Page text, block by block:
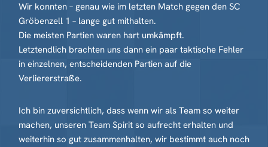
Wir konnten – genau wie im letzten Match gegen den SC
Gröbenzell 1 – lange gut mithalten.
Die meisten Partien waren hart umkämpft.
Letztendlich brachten uns dann ein paar taktische Fehler
in einzelnen, entscheidenden Partien auf die
Verliererstraße.
Ich bin zuversichtlich, dass wenn wir als Team so weiter
machen, unseren Team Spirit so aufrecht erhalten und
weiterhin so gut zusammenhalten, wir bestimmt auch noch